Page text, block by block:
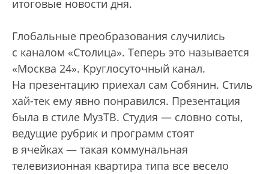
итоговые новости дня.
Глобальные преобразования случились
с каналом «Столица». Теперь это называется
«Москва 24». Круглосуточный канал.
На презентацию приехал сам Собянин. Стиль
хай-тек ему явно понравился. Презентация
была в стиле МузТВ. Студия — словно соты,
ведущие рубрик и программ стоят
в ячейках — такая коммунальная
телевизионная квартира типа все весело